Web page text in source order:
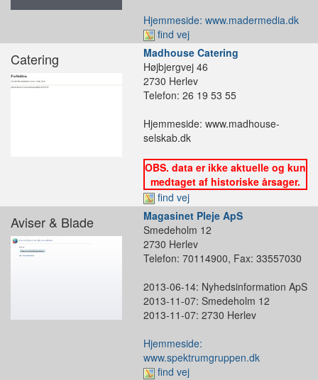
Hjemmeside: www.madermedia.dk
find vej
Catering
Madhouse Catering
Højbjergvej 46
2730 Herlev
Telefon: 26 19 53 55
Hjemmeside: www.madhouse-
selskab.dk
OBS. data er ikke aktuelle og kun
medtaget af historiske årsager.
find vej
Aviser & Blade
Magasinet Pleje ApS
Smedeholm 12
2730 Herlev
Telefon: 70114900, Fax: 33557030
2013-06-14: Nyhedsinformation ApS
2013-11-07: Smedeholm 12
2013-11-07: 2730 Herlev
Hjemmeside:
www.spektrumgruppen.dk
find vej